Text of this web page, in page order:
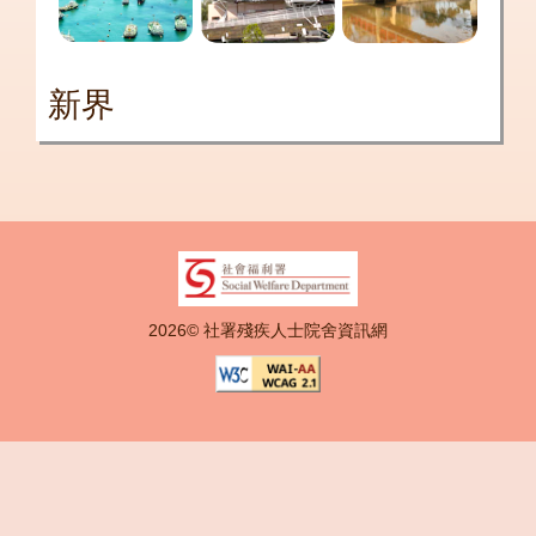
新界
2026© 社署殘疾人士院舍資訊網